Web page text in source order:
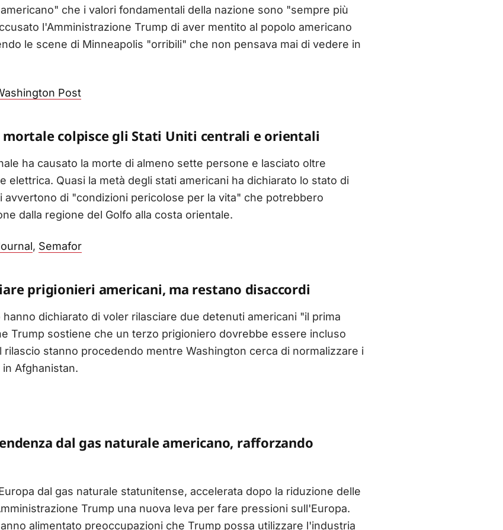
che i valori fondamentali della nazione sono "sempre più
l'Amministrazione Trump di aver mentito al popolo americano
le scene di Minneapolis "orribili" che non pensava mai di vedere in
Post
colpisce gli Stati Uniti centrali e orientali
ha causato la morte di almeno sette persone e lasciato oltre
elettrica. Quasi la metà degli stati americani ha dichiarato lo stato di
di "condizioni pericolose per la vita" che potrebbero
dalla regione del Golfo alla costa orientale.
, Semafor
prigionieri americani, ma restano disaccordi
dichiarato di voler rilasciare due detenuti americani "il prima
Trump sostiene che un terzo prigioniero dovrebbe essere incluso
stanno procedendo mentre Washington cerca di normalizzare i
Afghanistan.
dal gas naturale americano, rafforzando
dal gas naturale statunitense, accelerata dopo la riduzione delle
Trump una nuova leva per fare pressioni sull'Europa.
alimentato preoccupazioni che Trump possa utilizzare l'industria